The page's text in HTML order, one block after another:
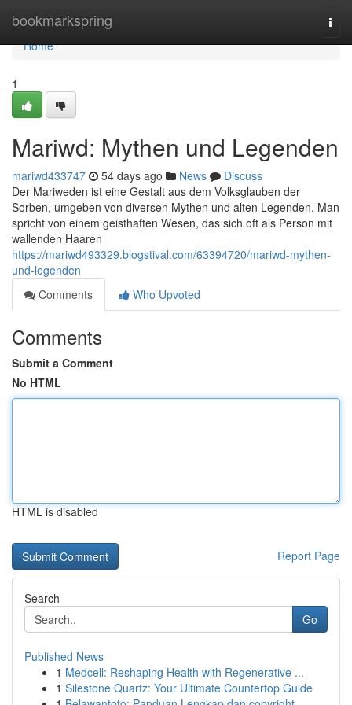
bookmarkspring
Home
Home
1
Mariwd: Mythen und Legenden
mariwd433747 54 days ago News
Discuss
Der Mariweden ist eine Gestalt aus dem Volksglauben der
Sorben, umgeben von diversen Mythen und alten Legenden. Man
spricht von einem geisthaften Wesen, das sich oft als Person mit
wallenden Haaren
https://mariwd493329.blogstival.com/63394720/mariwd-mythen-
und-legenden
Comments
Who Upvoted
Comments
Submit a Comment
No HTML
HTML is disabled
Report Page
Search
Go
Published News
1 Medcell: Reshaping Health with Regenerative ...
1 Silestone Quartz: Your Ultimate Countertop Guide